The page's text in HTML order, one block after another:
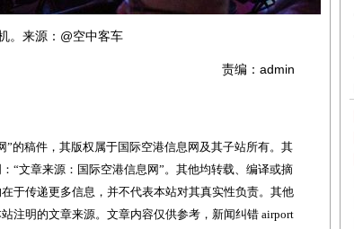
来源：@空中客车
责编：admin
稿件，其版权属于国际空港信息网及其子站所有。其
“文章来源：国际空港信息网”。其他均转载、编译或摘
于传递更多信息，并不代表本站对其真实性负责。其他
注明的文章来源。文章内容仅供参考，新闻纠错 airport